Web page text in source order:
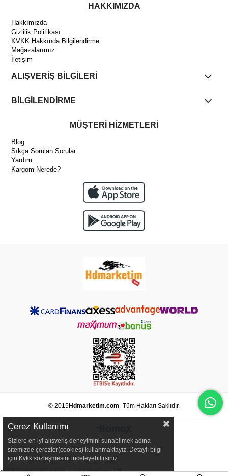
HAKKIMIZDA
Hakkımızda
Gizlilik Politikası
KVKK Hakkında Bilgilendirme
Mağazalarımız
İletişim
ALIŞVERİŞ BİLGİLERİ
BİLGİLENDİRME
MÜŞTERİ HİZMETLERİ
Blog
Sıkça Sorulan Sorular
Yardım
Kargom Nerede?
© 2015Hdmarketim.com- Tüm Hakları Saklıdır.
google-site-verification=Uvc3Zhmz-xLV2f-
Çerez Kullanımı
Sizlere en iyi alışveriş deneyimini sunabilmek adına
sitemizde çerezler(cookies) kullanmaktayız. Detaylı bilgi
için Kvkk sözleşmesini inceleyebilirsiniz.